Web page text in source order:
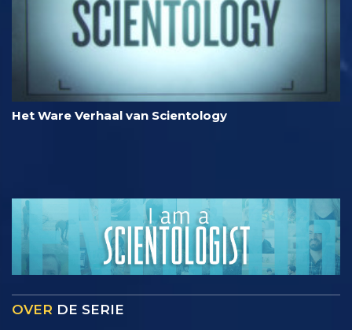
Het Ware Verhaal van Scientology
OVER DE SERIE